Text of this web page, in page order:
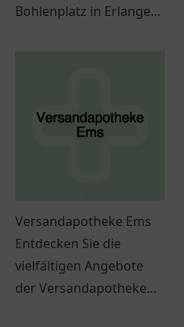
Bohlenplatz in Erlangen!
Versandapotheke Ems
Entdecken Sie die
vielfältigen Angebote
der Versandapotheke